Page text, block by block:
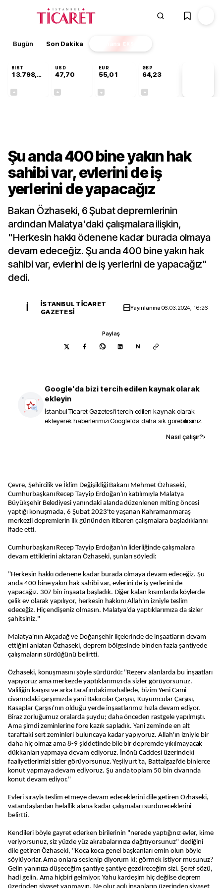
Bugün Son Dakika Finans EKSTRA
BIST
13.798,82
USD
47,70
EUR
55,01
GBP
64,23
Şu anda 400 bine yakın hak
sahibi var, evlerini de iş
yerlerini de yapacağız
Bakan Özhaseki, 6 Şubat depremlerinin
ardından Malatya'daki çalışmalara ilişkin,
"Herkesin hakkı ödenene kadar burada olmaya
devam edeceğiz. Şu anda 400 bine yakın hak
sahibi var, evlerini de iş yerlerini de yapacağız"
dedi.
İ
İSTANBUL TICARET
GAZETESI
Yayınlanma06.03.2024, 16:26
Paylaş
N
Google'da bizi tercih edilen kaynak olarak
ekleyin
İstanbul Ticaret Gazetesi'i tercih edilen kaynak olarak
ekleyerek haberlerimizi Google'da daha sık görebilirsiniz.
Nasıl çalışır?›
Çevre, Şehircilik ve İklim Değişikliği Bakanı Mehmet Özhaseki,
Cumhurbaşkanı Recep Tayyip Erdoğan'ın katılımıyla Malatya
Büyükşehir Belediyesi yanındaki alanda düzenlenen miting öncesi
yaptığı konuşmada, 6 Şubat 2023'te yaşanan Kahramanmaraş
merkezli depremlerin ilk gününden itibaren çalışmalara başladıklarını
ifade etti.
Cumhurbaşkanı Recep Tayyip Erdoğan'ın liderliğinde çalışmalara
devam ettiklerini aktaran Özhaseki, şunları söyledi:
"Herkesin hakkı ödenene kadar burada olmaya devam edeceğiz. Şu
anda 400 bine yakın hak sahibi var, evlerini de iş yerlerini de
yapacağız. 307 bin inşaata başladık. Diğer kalan kısımlarda köylerde
çelik ev olarak yapılıyor, herkesin hakkını Allah'ın izniyle teslim
edeceğiz. Hiç endişeniz olmasın. Malatya'da yaptıklarımıza da sizler
şahitsiniz."
Malatya'nın Akçadağ ve Doğanşehir ilçelerinde de inşaatların devam
ettiğini anlatan Özhaseki, deprem bölgesinde binden fazla şantiyede
çalışmaların sürdüğünü belirtti.
Özhaseki, konuşmasını şöyle sürdürdü: "Rezerv alanlarda bu inşaatları
yapıyoruz ama merkezde yaptıklarımızı da sizler görüyorsunuz.
Valiliğin karşısı ve arka tarafındaki mahallede, bizim Yeni Cami
civarındaki çarşımızda yani Bakırcılar Çarşısı, Kuyumcular Çarşısı,
Kasaplar Çarşısı'nın olduğu yerde inşaatlarımız hızla devam ediyor.
Biraz zorluğumuz oralarda şuydu; daha önceden rastgele yapılmıştı.
Ama şimdi zeminlerine fore kazık sapladık. Yani zeminde en alt
taraftaki sert zeminleri buluncaya kadar yapıyoruz. Allah'ın izniyle bir
daha hiç olmaz ama 8-9 şiddetinde bile bir depremde yıkılmayacak
dükkanları yapmaya devam ediyoruz. İnönü Caddesi üzerindeki
faaliyetlerimizi sizler görüyorsunuz. Yeşilyurt'ta, Battalgazi'de binlerce
konut yapmaya devam ediyoruz. Şu anda toplam 50 bin civarında
konut devam ediyor."
Evleri sırayla teslim etmeye devam edeceklerini dile getiren Özhaseki,
vatandaşlardan helallik alana kadar çalışmaları sürdüreceklerini
belirtti.
Kendileri böyle gayret ederken birilerinin "nerede yaptığınız evler, kime
veriyorsunuz, siz yüzde yüz akrabalarınıza dağıtıyorsunuz" dediğini
dile getiren Özhaseki, "Koca koca genel başkanları emin olun böyle
söylüyorlar. Ama onlara seslenip diyorum ki; görmek istiyor musunuz?
Gelin yanınıza düşeceğim şantiye şantiye gezdireceğim sizi. Şeref sözü,
hadi gelin. Ama hiçbiri gelmiyor. Yahu kardeşim hiç değilse deprem